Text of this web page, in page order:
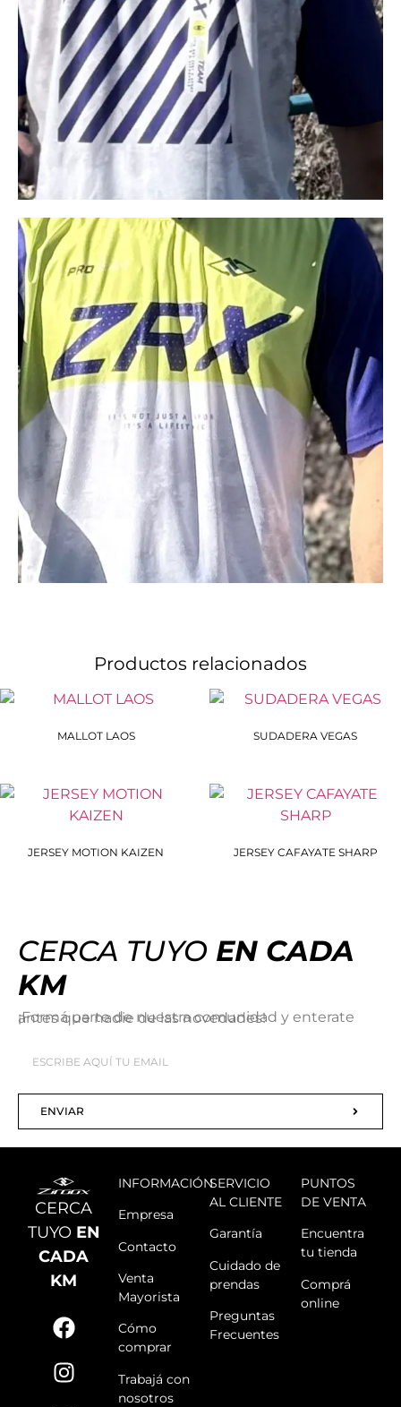
Productos relacionados
MALLOT LAOS SUDADERA VEGAS
JERSEY MOTION KAIZEN JERSEY CAFAYATE SHARP
CERCA TUYO EN CADA
KM
¡Formá parte de nuestra comunidad y enterate antes que nadie de las novedades!
ENVIAR
CERCA
TUYO EN
CADA
KM
INFORMACIÓN
Empresa
Contacto
Venta
Mayorista
Cómo
comprar
Trabajá con
nosotros
SERVICIO
AL CLIENTE
Garantía
Cuidado de
prendas
Preguntas
Frecuentes
PUNTOS
DE VENTA
Encuentra
tu tienda
Comprá
online